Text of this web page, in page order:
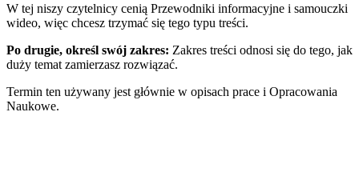
W tej niszy czytelnicy cenią Przewodniki informacyjne i samouczki
wideo, więc chcesz trzymać się tego typu treści.
Po drugie, określ swój zakres: Zakres treści odnosi się do tego, jak
duży temat zamierzasz rozwiązać.
Termin ten używany jest głównie w opisach prace i Opracowania
Naukowe.